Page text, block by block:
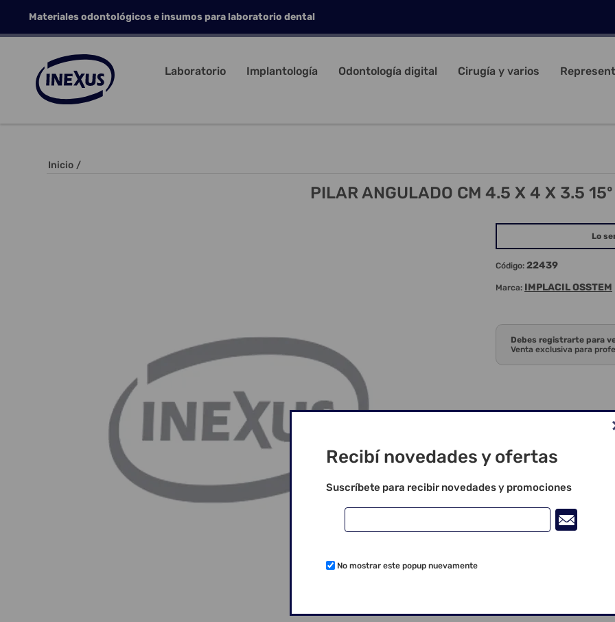
Materiales odontológicos e insumos para laboratorio dental
Laboratorio Implantología Odontología digital Cirugía y varios
Inicio /
PILAR ANGULADO CM 4.5 X 4 X 3.5 15º
Lo
Código: 22439
Marca: IMPLACIL OSSTEM
Debes registrarte para
Venta exclusiva para
Recibí novedades y ofertas
Suscríbete para recibir novedades y promociones
No mostrar este popup nuevamente